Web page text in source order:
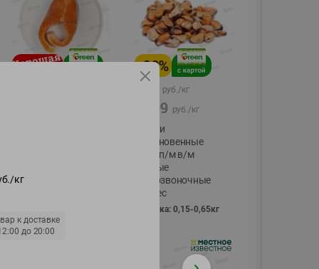
-20%
руб./кг
19.99 руб./кг
Мидии
обыкновенные
мясо п/м в/м
водные
беспозвоночные
Vici вес
фасовка: 0,15-0,65кг
кг
к доставке
до 20:00